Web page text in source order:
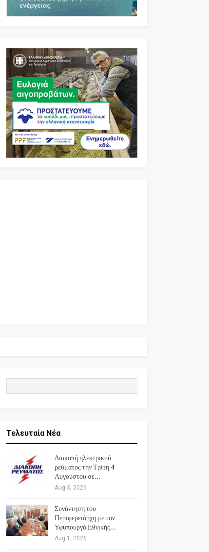
Τελευταία Νέα
Διακοπή ηλεκτρικού
ρεύματος την Τρίτη 4
Αυγούστου σε…
Aug 3, 2026
Συνάντηση του
Περιφερειάρχη με τον
Υφυπουργό Εθνικής…
Aug 1, 2026